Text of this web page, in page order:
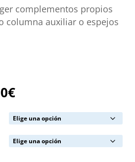
complementos propios
columna auxiliar o espejos
€